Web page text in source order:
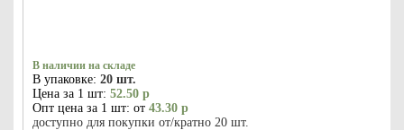
В наличии на складе
В упаковке: 20 шт.
Цена за 1 шт: 52.50 р
Опт цена за 1 шт: от 43.30 р
доступно для покупки от/кратно 20 шт.